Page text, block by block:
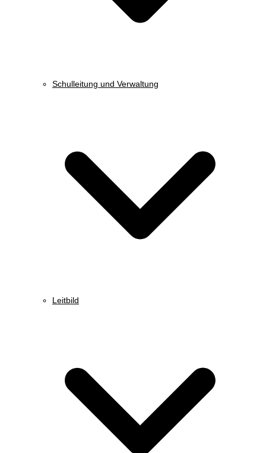
Schulleitung und Verwaltung
Leitbild